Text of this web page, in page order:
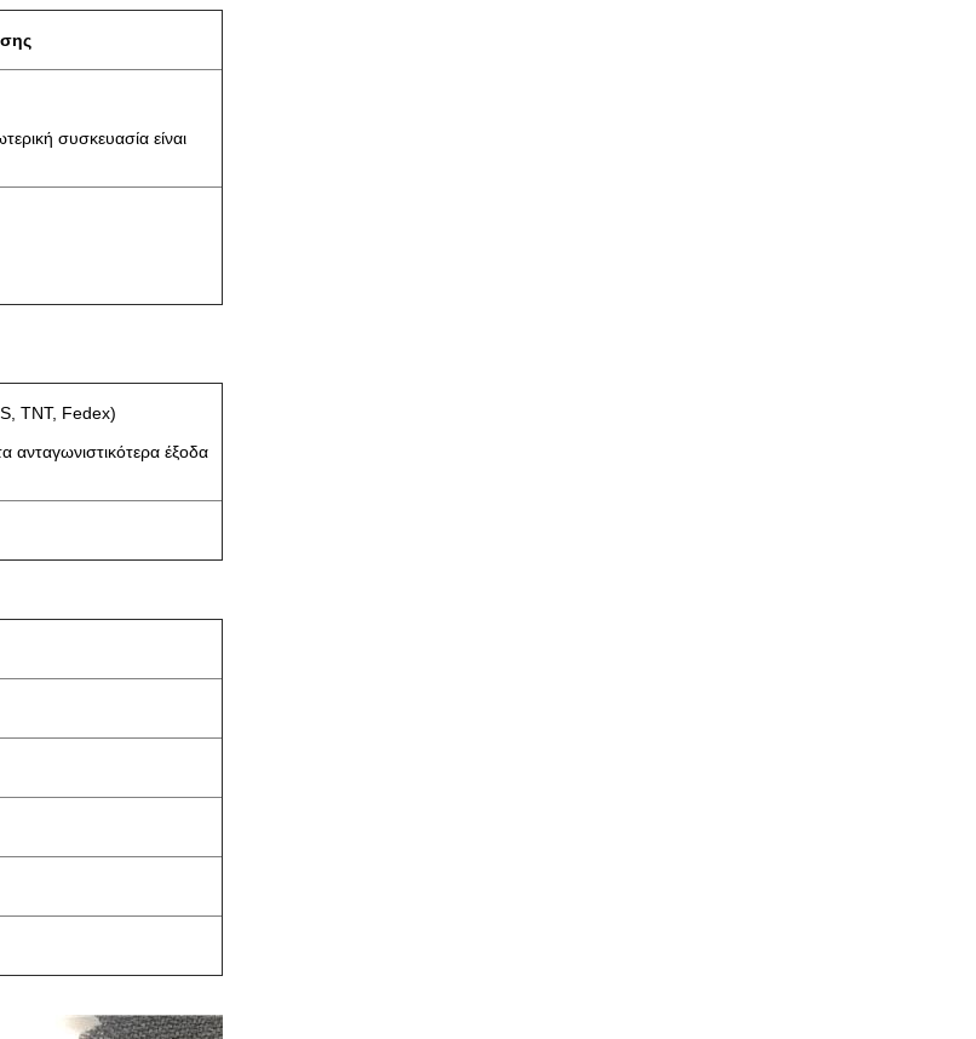
συσκευασία είναι
TNT, Fedex)
έξοδα